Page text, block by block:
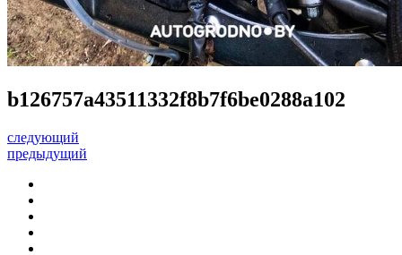
b126757a43511332f8b7f6be0288a102
следующий
предыдущий